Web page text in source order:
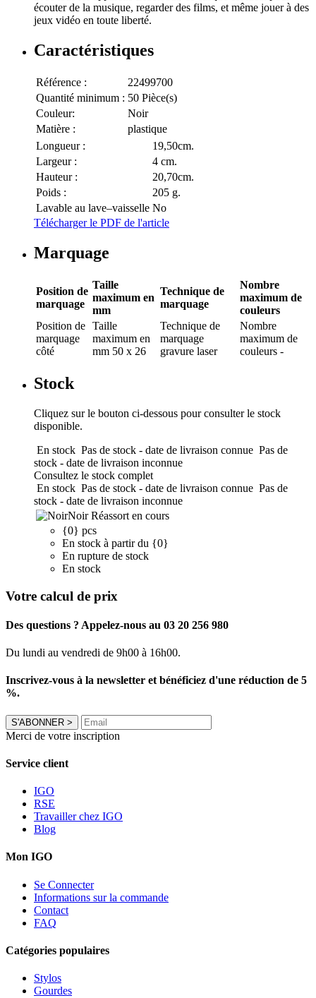
écouter de la musique, regarder des films, et même jouer à des
jeux vidéo en toute liberté.
Caractéristiques
Référence :
22499700
Quantité minimum : 50 Pièce(s)
Couleur:
Noir
Matière :
plastique
Longueur :
19,50cm.
Largeur :
4 cm.
Hauteur :
20,70cm.
Poids :
205 g.
Lavable au lave–vaisselle No
Télécharger le PDF de l'article
Marquage
Position de
marquage
Taille
maximum en
mm
Technique de
marquage
Nombre
maximum de
couleurs
Position de
marquage
côté
Taille
maximum en
mm 50 x 26
Technique de
marquage
gravure laser
Nombre
maximum de
couleurs -
Stock
Cliquez sur le bouton ci-dessous pour consulter le stock
disponible.
En stock Pas de stock - date de livraison connue Pas de
stock - date de livraison inconnue
Consultez le stock complet
En stock Pas de stock - date de livraison connue Pas de
stock - date de livraison inconnue
Noir Réassort en cours
{0} pcs
En stock à partir du {0}
En rupture de stock
En stock
Votre calcul de prix
Des questions ? Appelez-nous au 03 20 256 980
Du lundi au vendredi de 9h00 à 16h00.
Inscrivez-vous à la newsletter et bénéficiez d'une réduction de 5
%.
S'ABONNER >
Merci de votre inscription
Service client
IGO
RSE
Travailler chez IGO
Blog
Mon IGO
Se Connecter
Informations sur la commande
Contact
FAQ
Catégories populaires
Stylos
Gourdes